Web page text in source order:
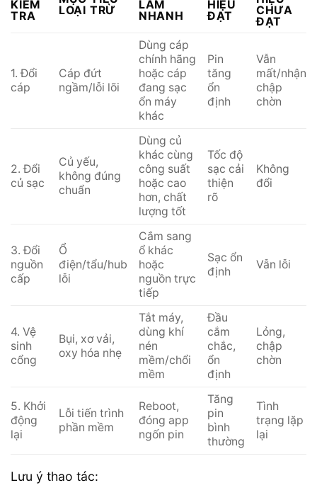
KIỂM
TRA
LOẠI TRỪ
LÀM
NHANH
HIỆU
ĐẠT
CHƯA
ĐẠT
1. Đổi
cáp
Cáp đứt
ngầm/lỗi lõi
Dùng cáp
chính hãng
hoặc cáp
đang sạc
ổn máy
khác
Pin
tăng
ổn
định
Vẫn
mất/nhận
chập
chờn
2. Đổi
củ sạc
Củ yếu,
không đúng
chuẩn
Dùng củ
khác cùng
công suất
hoặc cao
hơn, chất
lượng tốt
Tốc độ
sạc cải
thiện
rõ
Không
đổi
3. Đổi
nguồn
cấp
Ổ
điện/tẩu/hub
lỗi
Cắm sang
ổ khác
hoặc
nguồn trực
tiếp
Sạc ổn
định
Vẫn lỗi
4. Vệ
sinh
cổng
Bụi, xơ vải,
oxy hóa nhẹ
Tắt máy,
dùng khí
nén
mềm/chổi
mềm
Đầu
cắm
chắc,
ổn
định
Lỏng,
chập
chờn
5. Khởi
động
lại
Lỗi tiến trình
phần mềm
Reboot,
đóng app
ngốn pin
Tăng
pin
bình
thường
Tình
trạng lặp
lại
Lưu ý thao tác: